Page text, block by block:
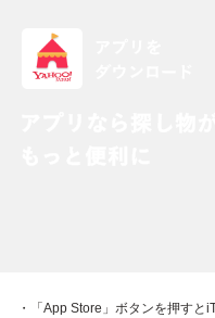
・「App Store」ボタンを押すと